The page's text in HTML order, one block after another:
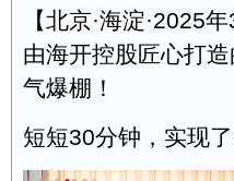
【北京·海淀·2025
由海开控股匠心打
气爆棚！
短短30分钟，实现